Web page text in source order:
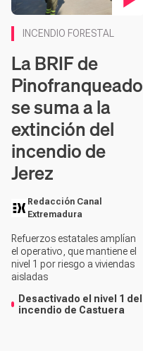
INCENDIO FORESTAL
La BRIF de
Pinofranqueado
se suma a la
extinción del
incendio de
Jerez
Redacción Canal
Extremadura
Refuerzos estatales amplían
el operativo, que mantiene el
nivel 1 por riesgo a viviendas
aisladas
Desactivado el nivel 1 del
incendio de Castuera